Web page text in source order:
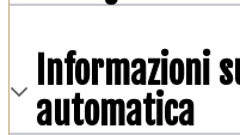
Informazioni
automatica